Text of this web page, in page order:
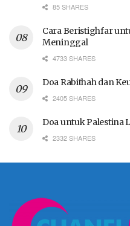
85 SHARES
Cara Beristighfar
Meninggal
4733 SHARES
Doa Rabithah dan
2405 SHARES
Doa untuk Palestina
2332 SHARES